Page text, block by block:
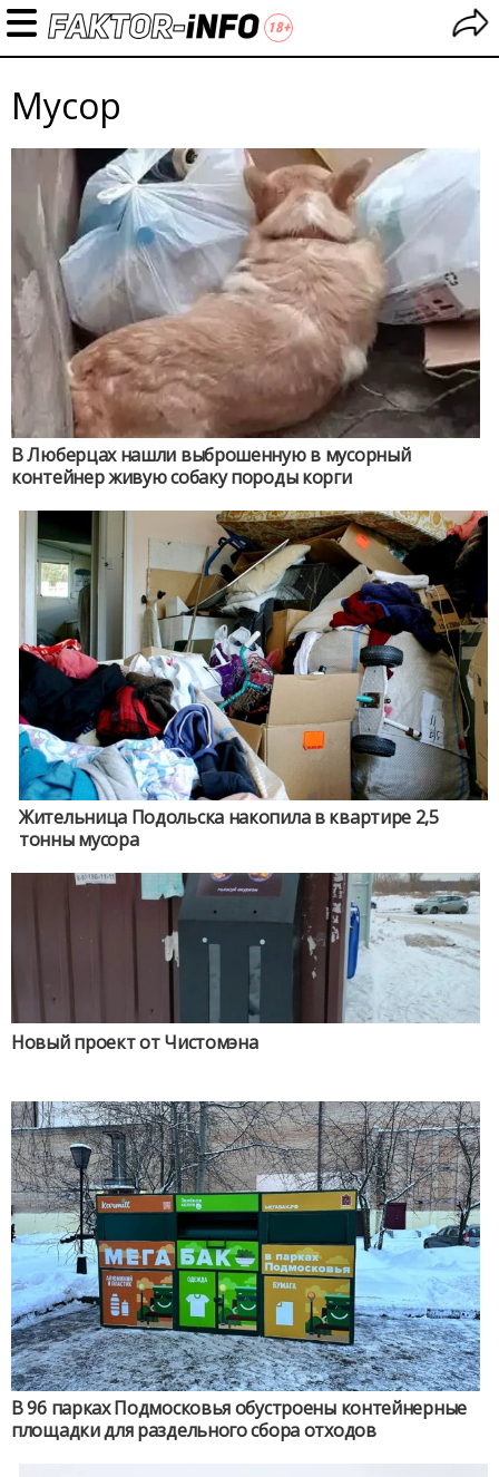
Мусор
В Люберцах нашли выброшенную в мусорный
контейнер живую собаку породы корги
Жительница Подольска накопила в квартире 2,5
тонны мусора
Новый проект от Чистомэна
В 96 парках Подмосковья обустроены контейнерные
площадки для раздельного сбора отходов